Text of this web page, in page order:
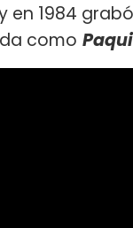
en 1984
como